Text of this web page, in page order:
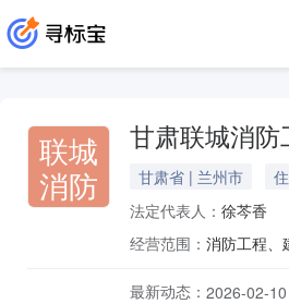
联城
消防
甘肃联城消防
甘肃省 | 兰州市
法定代表人： 徐芩香
经营范围：
最新动态： 2026-02-